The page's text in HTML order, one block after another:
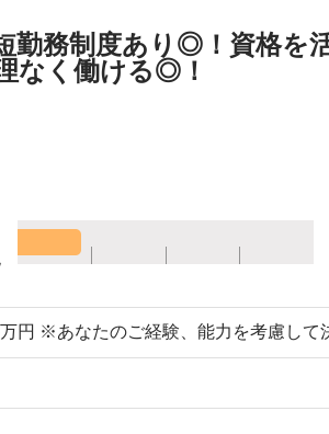
務制度あり◎！資格を
なく働ける◎！
円 ※あなたのご経験、能力を考慮して